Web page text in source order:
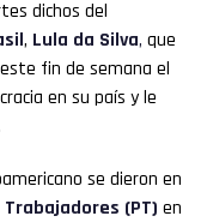
dichos del
, Lula da Silva, que
fin de semana el
en su país y le
se dieron en
(PT) en